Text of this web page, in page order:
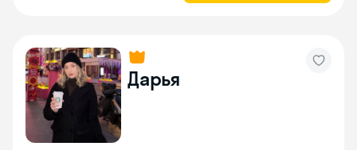
Дарья